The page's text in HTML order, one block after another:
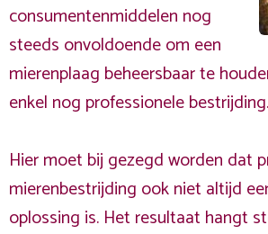
consumentenmiddelen nog
steeds onvoldoende om een
mierenplaag beheersbaar te
enkel nog professionele bestrijding.
Hier moet bij gezegd worden dat
mierenbestrijding ook niet altijd
oplossing is. Het resultaat hangt